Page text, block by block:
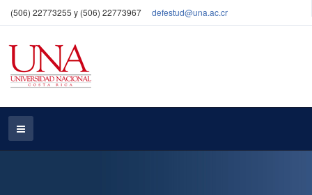
(506) 22773255 y (506) 22773967 defestud@una.ac.cr